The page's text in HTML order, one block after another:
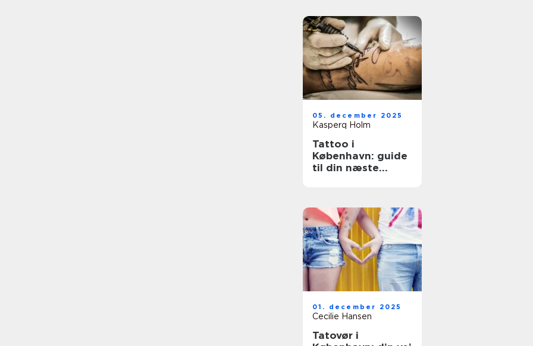
05. december 2025
Kasperq Holm
Tattoo i
København: guide
til din næste
01. december 2025
Cecilie Hansen
Tatovør i